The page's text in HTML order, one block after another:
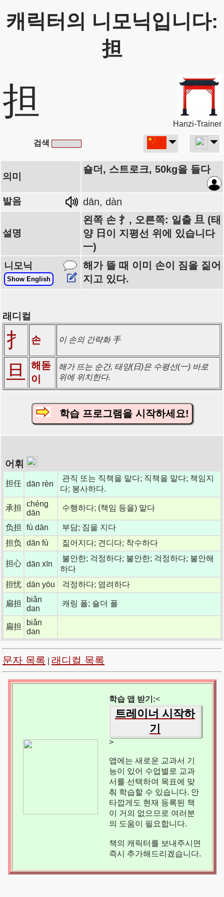
캐릭터의 니모닉입니다:
担
担
Hanzi-Trainer
검색
의미
숄더, 스트로크, 50kg을 들다
발음 dān, dàn
설명
왼쪽 손 扌, 오른쪽: 일출 旦 (태
양 日이 지평선 위에 있습니다
一)
니모닉
Show English
해가 뜰 때 이미 손이 짐을 짊어
지고 있다.
래디컬
扌 손 이 손의 간략화 手
旦
해돋
이
해가 뜨는 순간, 태양(日)은 수평선(一) 바로
위에 위치한다.
학습 프로그램을 시작하세요!
어휘
担任 dān rèn
관직 또는 직책을 맡다; 직책을 맡다; 책임지
다; 봉사하다.
承担
chéng
dān
수행하다; (책임 등을) 맡다
负担 fù dān
부담; 짐을 지다
担负
dān fù 짊어지다; 견디다; 착수하다
担心 dān xīn
불안한; 걱정하다; 불안한; 걱정하다; 불안해
하다
担忧 dān yōu 걱정하다; 염려하다
扁担
biǎn
dan
캐링 폴; 숄더 폴
扁担
biǎn
dan
문자 목록 래디컬 목록
학습 앱 받기:<
트레이너 시작하
기
>
앱에는 새로운 교과서 기
능이 있어 수업별로 교과
서를 선택하여 목표에 맞
춰 학습할 수 있습니다. 안
타깝게도 현재 등록된 책
이 거의 없으므로 여러분
의 도움이 필요합니다.
책의 캐릭터를 보내주시면
즉시 추가해드리겠습니다.